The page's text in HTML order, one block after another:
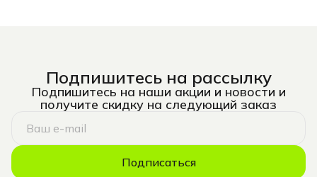
Подпишитесь на рассылку
Подпишитесь на наши акции и новости и
получите скидку на следующий заказ
Подписаться